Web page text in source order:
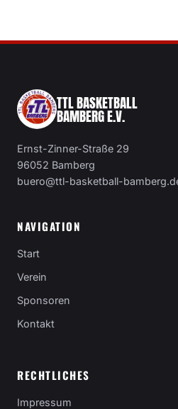
TTL BASKETBALL
BAMBERG E.V.
Ernst-Zinner-Straße 29
96052 Bamberg
buero@ttl-basketball-
NAVIGATION
Start
Verein
Sponsoren
Kontakt
RECHTLICHES
Impressum